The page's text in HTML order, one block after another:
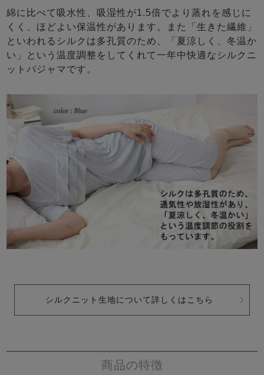
綿に比べて吸水性、吸湿性が1.5倍でより蒸れを感じに
くく、ほどよい保温性があります。また「生きた繊維」
といわれるシルクは多孔質のため、「夏涼しく、冬温か
い」という温度調整をしてくれて一年中快適なシルクニ
ットパジャマです。
シルクニット生地について詳しくはこちら
商品の特徴